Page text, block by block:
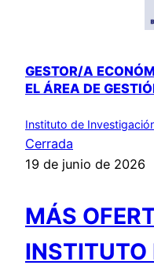
GESTOR/A
EL ÁREA DE
Instituto de
Cerrada
19 de junio de 2026
MÁS
INSTITUTO